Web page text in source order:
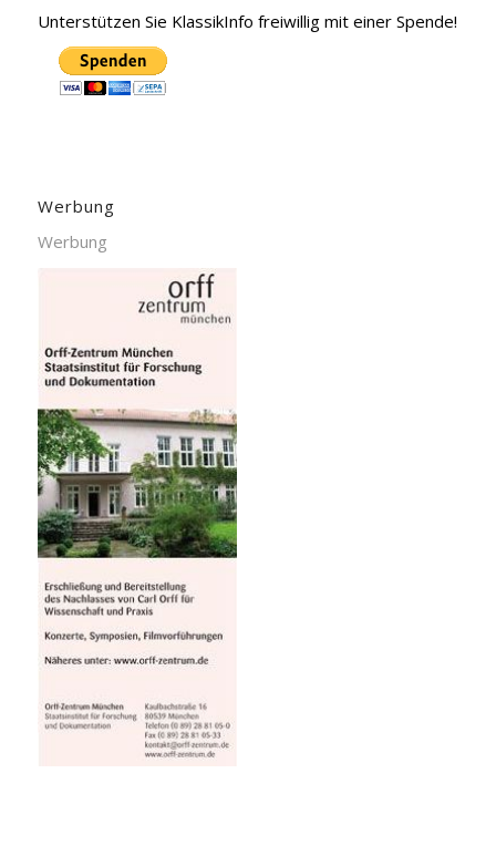
Unterstützen Sie KlassikInfo freiwillig mit einer Spende!
Werbung
Werbung